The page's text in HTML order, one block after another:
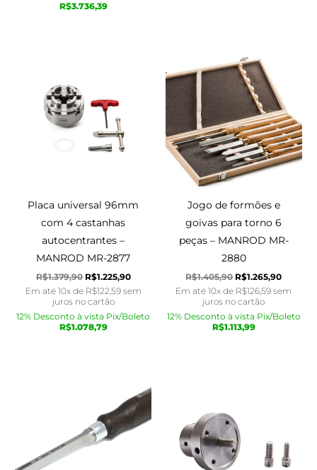
R$3.736,39
Placa universal 96mm
com 4 castanhas
autocentrantes –
MANROD MR-2877
R$1.379,90
R$1.379,90.
R$1.225,90
R$1.225,90.
Em até 10x de R$122,59 sem
juros no cartão
12% Desconto à vista Pix/Boleto
R$1.078,79
Jogo de formões e
goivas para torno 6
peças – MANROD MR-
2880
R$1.405,90
O
preço
original
era:
R$1.405,90.
R$1.265,90
Em até 10x de R$126,59 sem
juros no cartão
12% Desconto à vista Pix/Boleto
R$1.113,99
R$260,90.
preço
atual
é:
R$240,90.
R$399,90.